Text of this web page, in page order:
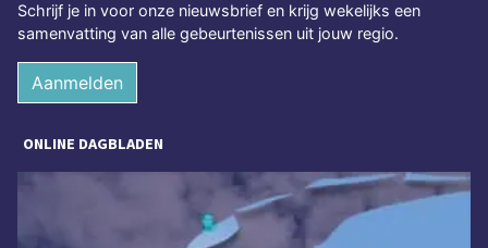
Schrijf je in voor onze nieuwsbrief en krijg wekelijks een
samenvatting van alle gebeurtenissen uit jouw regio.
Aanmelden
ONLINE DAGBLADEN